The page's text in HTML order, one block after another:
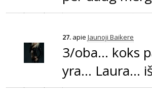
27. apie Jaunoji Baikere
3/oba... koks
yra... Laura...